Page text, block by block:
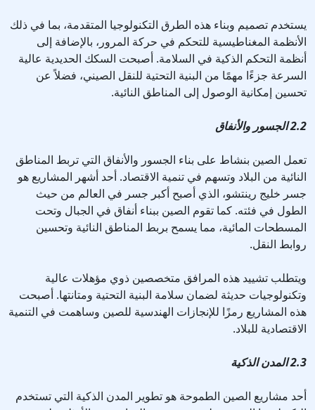
يستخدم تصميم وبناء هذه الطرق التكنولوجيا المتقدمة، بما في ذلك
الأنظمة المغناطيسية للتحكم في حركة المرور، بالإضافة إلى
أنظمة التحكم الذكية في السلامة. أصبحت السكك الحديدية عالية
السرعة جزءًا مهمًا من البنية التحتية للنقل الصيني، فضلاً عن
تحسين إمكانية الوصول إلى المناطق النائية.
2.2 الجسور والأنفاق
تعمل الصين بنشاط على بناء الجسور والأنفاق التي تربط المناطق
النائية من البلاد وتسهم في تنمية الاقتصاد. أحد أشهر المشاريع هو
جسر خليج رينتشو، الذي أصبح أكبر جسر في العالم من حيث
الطول في فئته. كما تقوم الصين ببناء أنفاق في الجبال وتحت
المسطحات المائية، مما يسمح بربط المناطق النائية وتحسين
روابط النقل.
ويتطلب تشييد هذه المرافق متخصصين ذوي مؤهلات عالية
وتكنولوجيات حديثة لضمان سلامة البنية التحتية ومتانتها. أصبحت
هذه المشاريع رمزًا للإنجازات الهندسية للصين وساهمت في التنمية
الاقتصادية للبلاد.
2.3 المدن الذكية
أحد مشاريع الصين الطموحة هو تطوير المدن الذكية التي تستخدم